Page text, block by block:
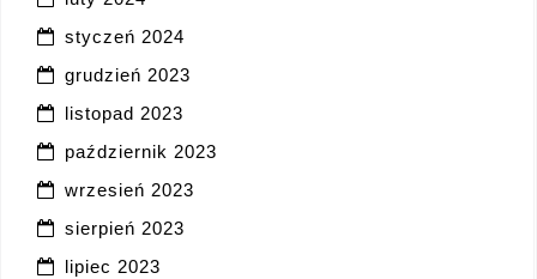
styczeń 2024
grudzień 2023
listopad 2023
październik 2023
wrzesień 2023
sierpień 2023
lipiec 2023